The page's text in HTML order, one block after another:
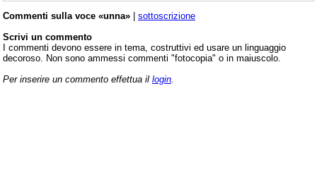
Commenti sulla voce «unna» | sottoscrizione
Scrivi un commento
I commenti devono essere in tema, costruttivi ed usare un linguaggio
decoroso. Non sono ammessi commenti "fotocopia" o in maiuscolo.
Per inserire un commento effettua il login